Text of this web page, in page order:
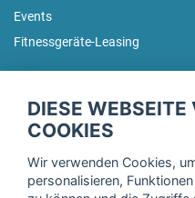
Events
Fitnessgeräte-Leasing
Trage dich hier für unseren
DIESE WEBSEITE
COOKIES
Wir verwenden Cookies,
personalisieren,